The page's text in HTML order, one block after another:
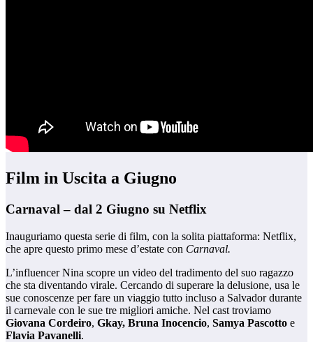
Film in Uscita a Giugno
Carnaval – dal 2 Giugno su Netflix
Inauguriamo questa serie di film, con la solita piattaforma: Netflix,
che apre questo primo mese d’estate con Carnaval.
L’influencer Nina scopre un video del tradimento del suo ragazzo
che sta diventando virale. Cercando di superare la delusione, usa le
sue conoscenze per fare un viaggio tutto incluso a Salvador durante
il carnevale con le sue tre migliori amiche. Nel cast troviamo
Giovana Cordeiro, Gkay, Bruna Inocencio, Samya Pascotto e
Flavia Pavanelli.